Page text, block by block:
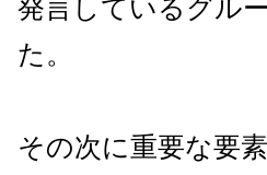
発言しているグル
た。
その次に重要な要